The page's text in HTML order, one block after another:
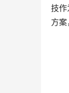
技作
方案